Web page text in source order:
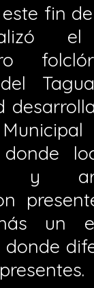
fin
el
y
un
donde